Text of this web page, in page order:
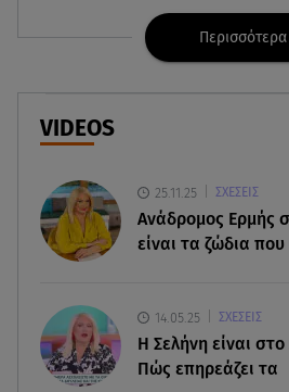
«Έσκασε όλη η κούραση του
Σαμοθράκη: Συγκλονιστική
Πότε δεν επιβάλλεται φόρος
τραπεζικές καταθέσεις
οικογένεια της Λίζα
06.08.26 , 19:10
Περισσότερα
VIDEOS
25.11.25 ΣΧΕΣΕΙΣ
Ανάδρομος Ερμής
είναι τα ζώδια
14.05.25 ΣΧΕΣΕΙΣ
H Σελήνη είναι
Πώς επηρεάζει τα